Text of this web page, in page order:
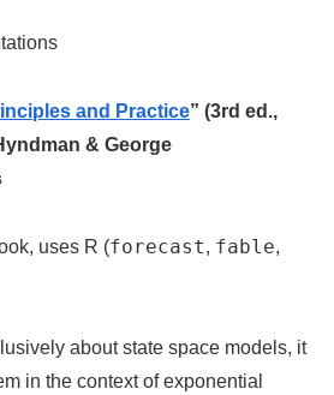
and Practice” (3rd ed.,
& George
uses R (forecast, fable,
about state space models, it
in the context of exponential